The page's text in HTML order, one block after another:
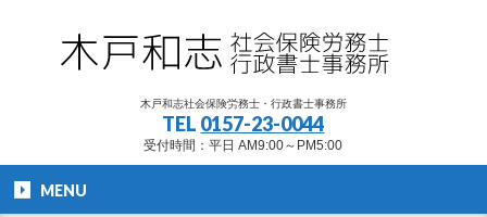
木戸和志社会保険労務士・行政書士事務所
TEL 0157-23-0044
受付時間：平日 AM9:00～PM5:00
MENU